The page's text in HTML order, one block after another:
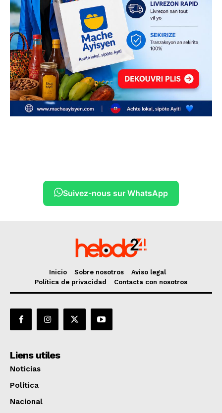
Suivez-nous sur WhatsApp
Inicio Sobre nosotros
Aviso legal
Política de privacidad
Contacta con nosotros
Liens utiles
Noticias
Política
Nacional